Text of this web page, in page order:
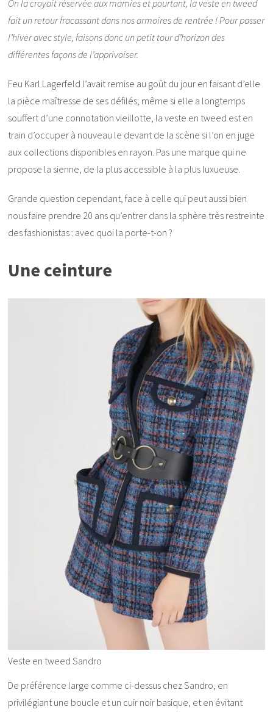
On la croyait réservée aux mamies et pourtant, la veste en tweed
fait un retour fracassant dans nos armoires de rentrée ! Pour passer
l’hiver avec style, faisons donc un petit tour d’horizon des
différentes façons de l’apprivoiser.
Feu Karl Lagerfeld l’avait remise au goût du jour en faisant d’elle
la pièce maîtresse de ses défilés; même si elle a longtemps
souffert d’une connotation vieillotte, la veste en tweed est en
train d’occuper à nouveau le devant de la scène si l’on en juge
aux collections disponibles en rayon. Pas une marque qui ne
propose la sienne, de la plus accessible à la plus luxueuse.
Grande question cependant, face à celle qui peut aussi bien
nous faire prendre 20 ans qu’entrer dans la sphère très restreinte
des fashionistas : avec quoi la porte-t-on ?
Une ceinture
Veste en tweed Sandro
De préférence large comme ci-dessus chez Sandro, en
privilégiant une boucle et un cuir noir basique, et en évitant